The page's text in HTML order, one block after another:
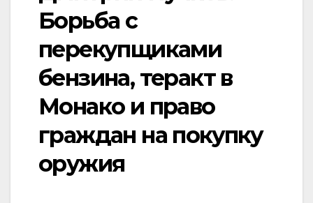
Борьба с
перекупщиками
бензина, теракт в
Монако и право
граждан на покупку
оружия